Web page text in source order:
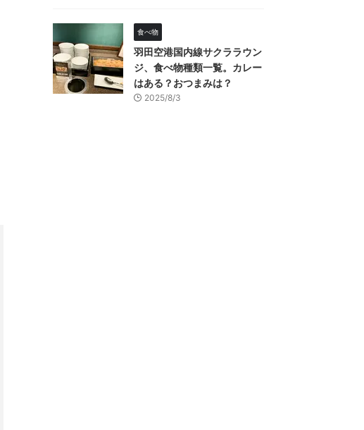
食べ物
羽田空港国内線サクララウン
ジ、食べ物種類一覧。カレー
はある？おつまみは？
2025/8/3